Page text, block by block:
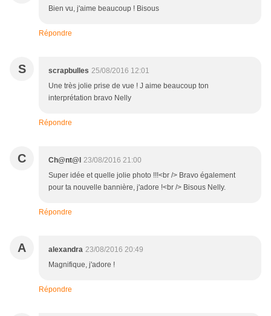
Bien vu, j'aime beaucoup ! Bisous
Répondre
S scrapbulles 25/08/2016 12:01
Une très jolie prise de vue ! J aime beaucoup ton
interprétation bravo Nelly
Répondre
C Ch@nt@l 23/08/2016 21:00
Super idée et quelle jolie photo !!!<br /> Bravo également
pour ta nouvelle bannière, j'adore !<br /> Bisous Nelly.
Répondre
A alexandra 23/08/2016 20:49
Magnifique, j'adore !
Répondre